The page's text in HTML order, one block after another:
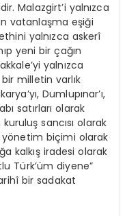
Malazgirt’i yalnızca
vatanlaşma eşiği
yalnızca askerî
yeni bir çağın
yalnızca
milletin varlık
Dumlupınar’ı,
satırları olarak
sancısı olarak
yönetim biçimi olarak
kalkış iradesi olarak
Türk’üm diyene”
bir sadakat